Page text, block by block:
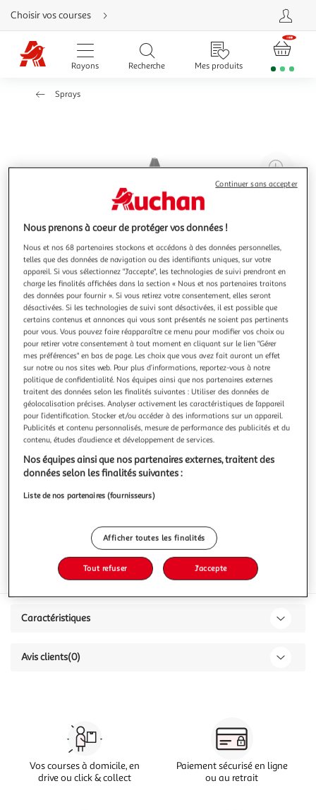
Aller
directement
au
contenu
Aller
directement
Aller
la
Choisir vos courses
Rayons Recherche Mes produits
Sprays
AXE
Coffret déodorant dark temptation + amplificateur de
musique
1 coffret
Vous voulez connaître le prix de ce produit ?
Inflammable
Caractéristiques
Avis clients(0)
Vos courses à domicile, en
drive ou click & collect
Paiement sécurisé en ligne
ou au retrait
Nous prenons à coeur de protéger vos données !
Nous et nos 68 partenaires stockons et accédons à des données personnelles,
telles que des données de navigation ou des identifiants uniques, sur votre
appareil. Si vous sélectionnez "J'accepte", les technologies de suivi prendront en
charge les finalités affichées dans la section « Nous et nos partenaires traitons
des données pour fournir ». Si vous retirez votre consentement, elles seront
désactivées. Si les technologies de suivi sont désactivées, il est possible que
certains contenus et annonces qui vous sont présentés ne soient pas pertinents
pour vous. Vous pouvez faire réapparaître ce menu pour modifier vos choix ou
pour retirer votre consentement à tout moment en cliquant sur le lien "Gérer
mes préférences" en bas de page. Les choix que vous avez fait auront un effet
sur notre ou nos sites web. Pour plus d’informations, reportez-vous à notre
politique de confidentialité. Nos équipes ainsi que nos partenaires externes
traitent des données selon les finalités suivantes : Utiliser des données de
géolocalisation précises. Analyser activement les caractéristiques de l’appareil
pour l’identification. Stocker et/ou accéder à des informations sur un appareil.
Publicités et contenu personnalisés, mesure de performance des publicités et du
contenu, études d’audience et développement de services.
Nos équipes ainsi que nos partenaires externes, traitent des
données selon les finalités suivantes :
Liste de nos partenaires (fournisseurs)
Afficher toutes les finalités
Tout refuser J'accepte
Continuer sans accepter